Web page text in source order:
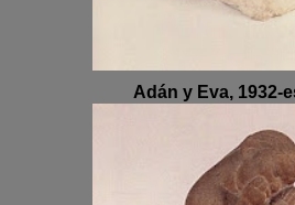
Adán y Eva, 1932-